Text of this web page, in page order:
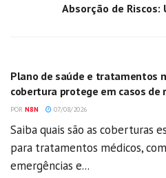
Absorção de Riscos:
Plano de saúde e tratamentos
cobertura protege em casos de
POR N8N 07/08/2026
Saiba quais são as coberturas
para tratamentos médicos,
emergências e...